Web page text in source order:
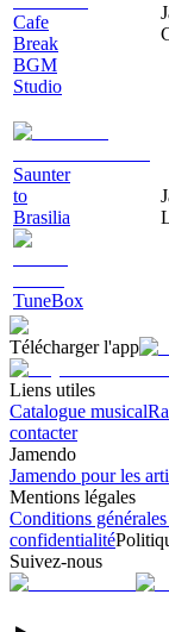
Cafe
Break
BGM
Studio
Saunter
to
Brasilia
TuneBox
Télécharger l'app
Liens utiles
Catalogue musical
contacter
Jamendo
Jamendo pour les
Mentions légales
Conditions
confidentialité
Suivez-nous